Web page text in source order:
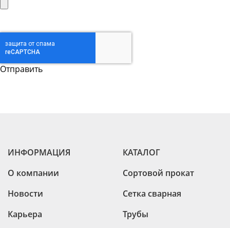
ИНФОРМАЦИЯ
О компании
Новости
Карьера
КАТАЛОГ
Сортовой прокат
Сетка сварная
Трубы